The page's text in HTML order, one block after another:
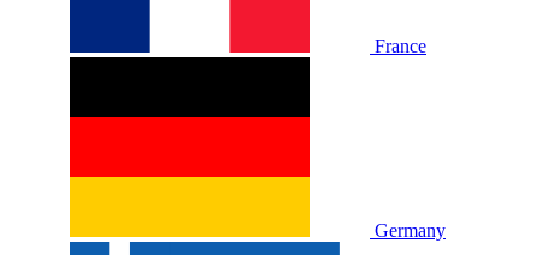
France
Germany